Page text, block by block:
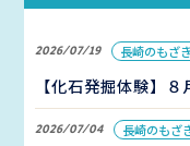
2026/07/19 長崎のもざ
【化石発掘体験】
2026/07/04 長崎のもざ